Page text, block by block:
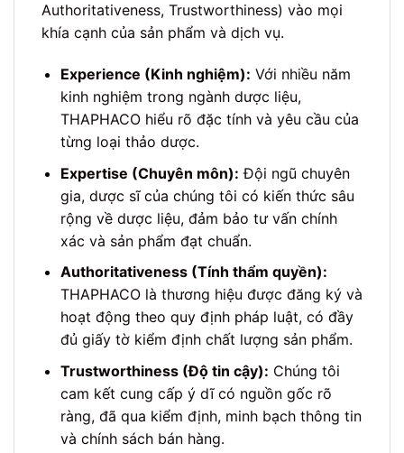
Authoritativeness, Trustworthiness) vào mọi
khía cạnh của sản phẩm và dịch vụ.
Experience (Kinh nghiệm): Với nhiều năm
kinh nghiệm trong ngành dược liệu,
THAPHACO hiểu rõ đặc tính và yêu cầu của
từng loại thảo dược.
Expertise (Chuyên môn): Đội ngũ chuyên
gia, dược sĩ của chúng tôi có kiến thức sâu
rộng về dược liệu, đảm bảo tư vấn chính
xác và sản phẩm đạt chuẩn.
Authoritativeness (Tính thẩm quyền):
THAPHACO là thương hiệu được đăng ký và
hoạt động theo quy định pháp luật, có đầy
đủ giấy tờ kiểm định chất lượng sản phẩm.
Trustworthiness (Độ tin cậy): Chúng tôi
cam kết cung cấp ý dĩ có nguồn gốc rõ
ràng, đã qua kiểm định, minh bạch thông tin
và chính sách bán hàng.